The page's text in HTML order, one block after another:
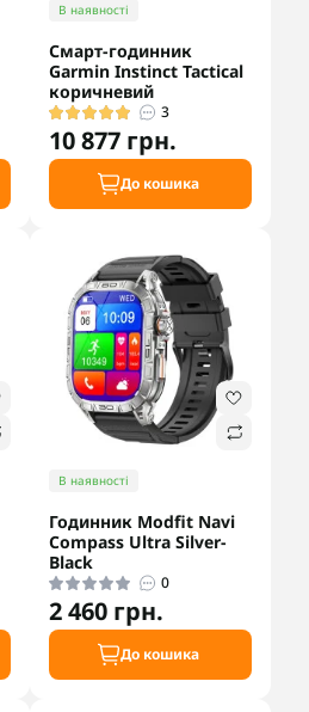
В наявності
Смарт-годинник
Garmin Instinct Tactical
коричневий
3
10 877 грн.
До кошика
В наявності
Годинник Modfit Navi
Compass Ultra Silver-
Black
0
2 460 грн.
До кошика